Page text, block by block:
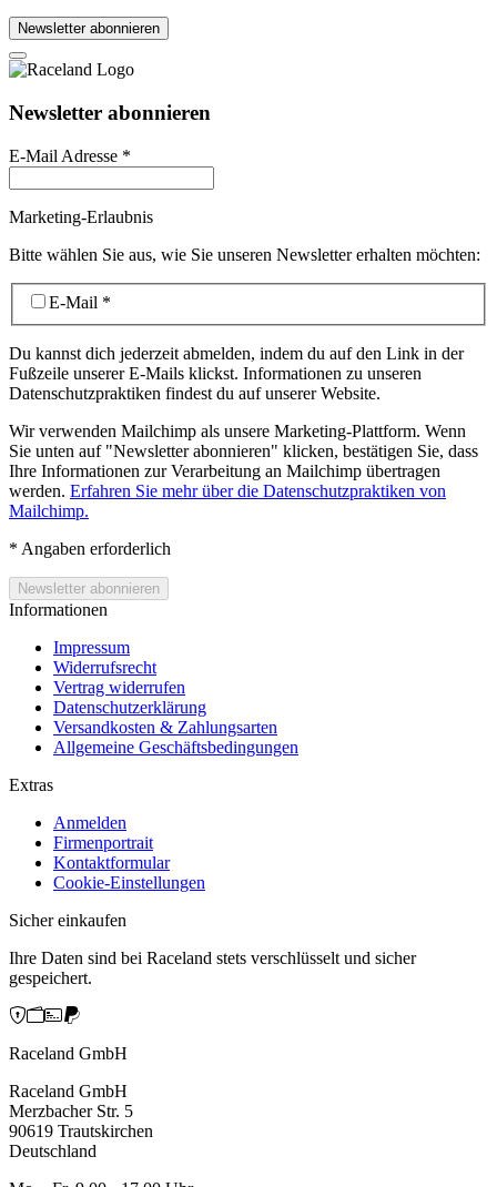
Newsletter abonnieren
Newsletter abonnieren
E-Mail Adresse *
Marketing-Erlaubnis
Bitte wählen Sie aus, wie Sie unseren Newsletter erhalten möchten:
E-Mail *
Du kannst dich jederzeit abmelden, indem du auf den Link in der
Fußzeile unserer E-Mails klickst. Informationen zu unseren
Datenschutzpraktiken findest du auf unserer Website.
Wir verwenden Mailchimp als unsere Marketing-Plattform. Wenn
Sie unten auf "Newsletter abonnieren" klicken, bestätigen Sie, dass
Ihre Informationen zur Verarbeitung an Mailchimp übertragen
werden. Erfahren Sie mehr über die Datenschutzpraktiken von
Mailchimp.
* Angaben erforderlich
Informationen
Impressum
Widerrufsrecht
Vertrag widerrufen
Datenschutzerklärung
Versandkosten & Zahlungsarten
Allgemeine Geschäftsbedingungen
Extras
Anmelden
Firmenportrait
Kontaktformular
Cookie-Einstellungen
Sicher einkaufen
Ihre Daten sind bei Raceland stets verschlüsselt und sicher
gespeichert.
Raceland GmbH
Raceland GmbH
Merzbacher Str. 5
90619 Trautskirchen
Deutschland